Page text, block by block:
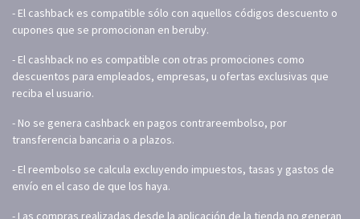
- El cashback es compatible sólo con aquellos códigos descuento o
cupones que se promocionan en beruby.
- El cashback no es compatible con otras promociones como
descuentos para empleados, empresas, u ofertas exclusivas que
reciba el usuario.
- No se genera cashback en pagos contrareembolso, por
transferencia bancaria o a plazos.
- El reembolso se calcula excluyendo impuestos, tasas y gastos de
envío en el caso de que los haya.
- Las compras realizadas desde la aplicación de la tienda no generan